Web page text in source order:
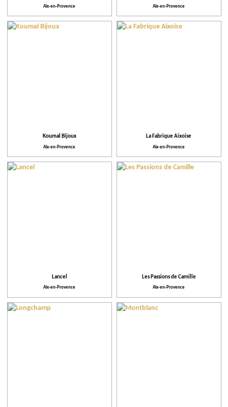
Aix-en-Provence Aix-en-Provence
Koumal Bijoux
Aix-en-Provence
La Fabrique Aixoise
Aix-en-Provence
Lancel
Aix-en-Provence
Les Passions de Camille
Aix-en-Provence